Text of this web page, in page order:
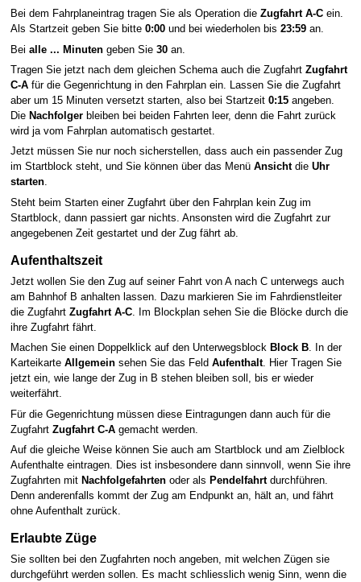
Bei dem Fahrplaneintrag tragen Sie als Operation die Zugfahrt A-Cein.
Als Startzeit geben Sie bitte 0:00und bei wiederholen bis 23:59an.
Bei alle ... Minutengeben Sie 30an.
Tragen Sie jetzt nach dem gleichen Schema auch die Zugfahrt Zugfahrt
C-Afür die Gegenrichtung in den Fahrplan ein. Lassen Sie die Zugfahrt
aber um 15 Minuten versetzt starten, also bei Startzeit 0:15angeben.
Die Nachfolgerbleiben bei beiden Fahrten leer, denn die Fahrt zurück
wird ja vom Fahrplan automatisch gestartet.
Jetzt müssen Sie nur noch sicherstellen, dass auch ein passender Zug
im Startblock steht, und Sie können über das Menü Ansichtdie Uhr
starten.
Steht beim Starten einer Zugfahrt über den Fahrplan kein Zug im
Startblock, dann passiert gar nichts. Ansonsten wird die Zugfahrt zur
angegebenen Zeit gestartet und der Zug fährt ab.
Aufenthaltszeit
Jetzt wollen Sie den Zug auf seiner Fahrt von A nach C unterwegs auch
am Bahnhof B anhalten lassen. Dazu markieren Sie im Fahrdienstleiter
die Zugfahrt Zugfahrt A-C. Im Blockplan sehen Sie die Blöcke durch die
ihre Zugfahrt fährt.
Machen Sie einen Doppelklick auf den Unterwegsblock Block B. In der
Karteikarte Allgemeinsehen Sie das Feld Aufenthalt. Hier Tragen Sie
jetzt ein, wie lange der Zug in B stehen bleiben soll, bis er wieder
weiterfährt.
Für die Gegenrichtung müssen diese Eintragungen dann auch für die
Zugfahrt Zugfahrt C-Agemacht werden.
Auf die gleiche Weise können Sie auch am Startblock und am Zielblock
Aufenthalte eintragen. Dies ist insbesondere dann sinnvoll, wenn Sie ihre
Zugfahrten mit Nachfolgefahrtenoder als Pendelfahrtdurchführen.
Denn anderenfalls kommt der Zug am Endpunkt an, hält an, und fährt
ohne Aufenthalt zurück.
Erlaubte Züge
Sie sollten bei den Zugfahrten noch angeben, mit welchen Zügen sie
durchgeführt werden sollen. Es macht schliesslich wenig Sinn, wenn die